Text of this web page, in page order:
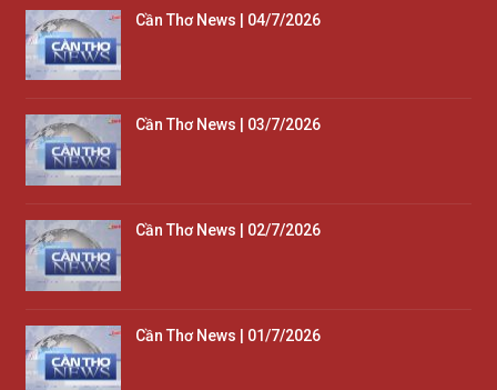
Cần Thơ News | 04/7/2026
Cần Thơ News | 03/7/2026
Cần Thơ News | 02/7/2026
Cần Thơ News | 01/7/2026